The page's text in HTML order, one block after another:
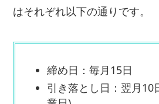
はそれぞれ以下の通りです。
締め日：毎月15日
引き落とし日：翌月10